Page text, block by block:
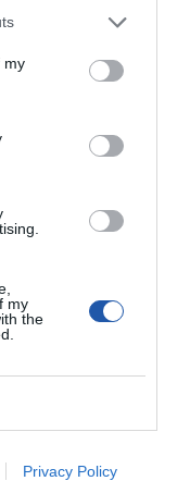
my
my
the
Privacy Policy
się w zależności od
0